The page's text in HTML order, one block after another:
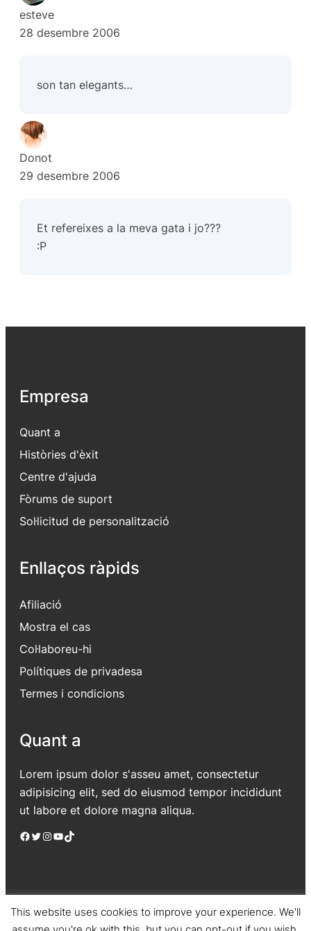
esteve
28 desembre 2006
son tan elegants…
Donot
29 desembre 2006
Et refereixes a la meva gata i jo???
:P
Empresa
Quant a
Històries d'èxit
Centre d'ajuda
Fòrums de suport
Sol·licitud de personalització
Enllaços ràpids
Afiliació
Mostra el cas
Col·laboreu-hi
Polítiques de privadesa
Termes i condicions
Quant a
Lorem ipsum dolor s'asseu amet, consectetur
adipisicing elit, sed do eiusmod tempor incididunt
ut labore et dolore magna aliqua.
Facebook Twitter Instagram YouTube TikTok
This website uses cookies to improve your experience. We'll